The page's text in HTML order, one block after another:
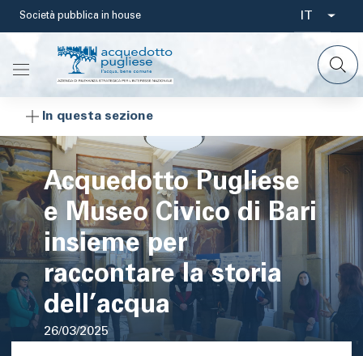
Salta
contenuto
principale
Società pubblica in house
Select
your
IT
In questa sezione
Acquedotto Pugliese
e Museo Civico di Bari
insieme per
raccontare la storia
dell’acqua
26/03/2025